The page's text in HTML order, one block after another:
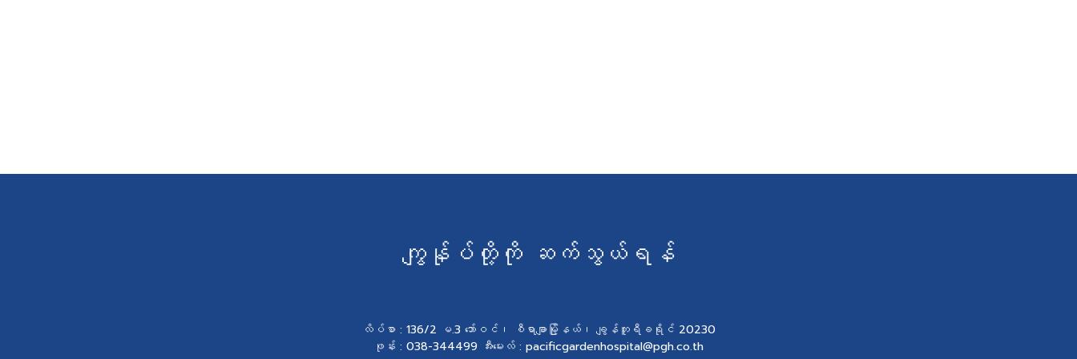
ကျွန်ုပ်တို့ကို ဆက်သွယ်ရန်
လိပ်စာ : 136/2 မ.3 ဘော်ဝင်၊ စီရာချာမြို့နယ်၊ ချွန်ဘူရီခရိုင် 20230
ဖုန်း : 038-344499 အီးမေးလ် : pacificgardenhospital@pgh.co.th